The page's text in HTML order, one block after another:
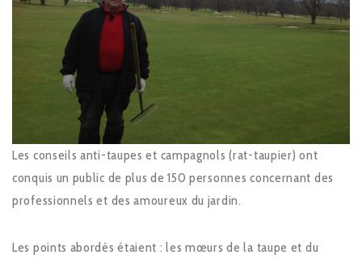
Les conseils anti-taupes et campagnols (rat-taupier) ont
conquis un public de plus de 150 personnes concernant des
professionnels et des amoureux du jardin.
Les points abordés étaient : les mœurs de la taupe et du